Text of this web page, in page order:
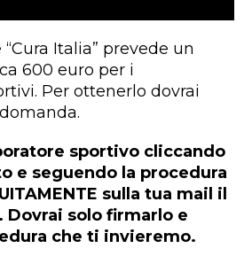
Italia” prevede un
600 euro per i
Per ottenerlo dovrai
sportivo cliccando
e seguendo la procedura
sulla tua mail il
solo firmarlo e
che ti invieremo.